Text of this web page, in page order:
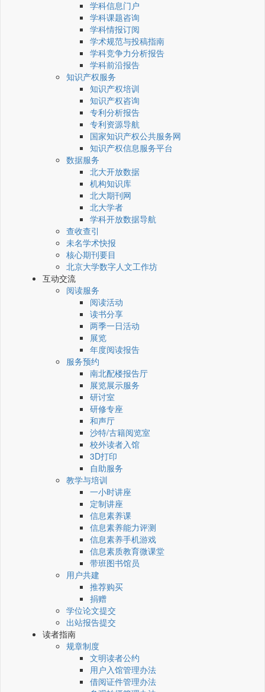
学科信息门户
学科课题咨询
学科情报订阅
学术规范与投稿指南
学科竞争力分析报告
学科前沿报告
知识产权服务
知识产权培训
知识产权咨询
专利分析报告
专利资源导航
国家知识产权公共服务网
知识产权信息服务平台
数据服务
北大开放数据
机构知识库
北大期刊网
北大学者
学科开放数据导航
查收查引
未名学术快报
核心期刊要目
北京大学数字人文工作坊
互动交流
阅读服务
阅读活动
读书分享
两季一日活动
展览
年度阅读报告
服务预约
南北配楼报告厅
展览展示服务
研讨室
研修专座
和声厅
沙特/古籍阅览室
校外读者入馆
3D打印
自助服务
教学与培训
一小时讲座
定制讲座
信息素养课
信息素养能力评测
信息素养手机游戏
信息素质教育微课堂
带班图书馆员
用户共建
推荐购买
捐赠
学位论文提交
出站报告提交
读者指南
规章制度
文明读者公约
用户入馆管理办法
借阅证件管理办法